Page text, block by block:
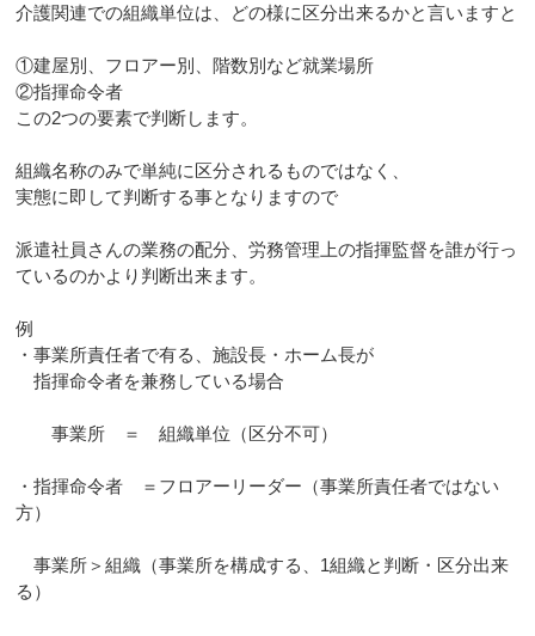
介護関連での組織単位は、どの様に区分出来るかと言いますと
①建屋別、フロアー別、階数別など就業場所
②指揮命令者
この2つの要素で判断します。
組織名称のみで単純に区分されるものではなく、
実態に即して判断する事となりますので
派遣社員さんの業務の配分、労務管理上の指揮監督を誰が行っ
ているのかより判断出来ます。
例
・事業所責任者で有る、施設長・ホーム長が
指揮命令者を兼務している場合
事業所 ＝ 組織単位（区分不可）
・指揮命令者 ＝フロアーリーダー（事業所責任者ではない
方）
事業所＞組織（事業所を構成する、1組織と判断・区分出来
る）